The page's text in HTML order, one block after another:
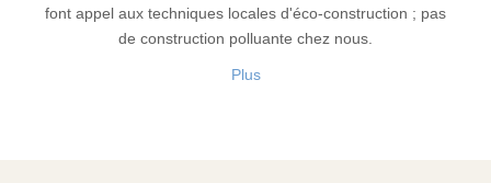
font appel aux techniques locales d'éco-construction ; pas
de construction polluante chez nous.
Plus